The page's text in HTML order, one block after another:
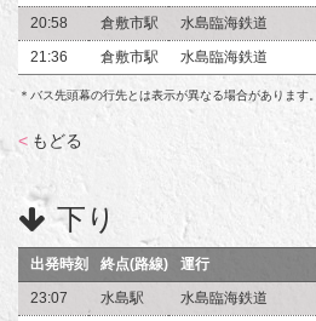
20:58
倉敷市駅
水島臨海鉄道
21:36
倉敷市駅 水島臨海鉄道
＊バス先頭幕の行先とは表示が異なる場合があります。
< もどる
下り
出発時刻 終点(路線)
運行
23:07
水島駅 水島臨海鉄道